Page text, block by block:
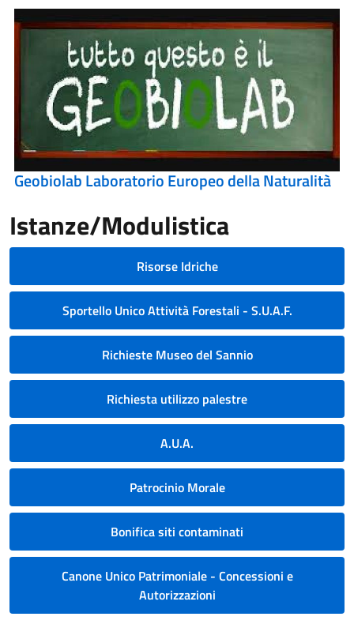
Geobiolab Laboratorio Europeo della Naturalità
Istanze/Modulistica
Risorse Idriche
Sportello Unico Attività Forestali - S.U.A.F.
Richieste Museo del Sannio
Richiesta utilizzo palestre
A.U.A.
Patrocinio Morale
Bonifica siti contaminati
Canone Unico Patrimoniale - Concessioni e
Autorizzazioni